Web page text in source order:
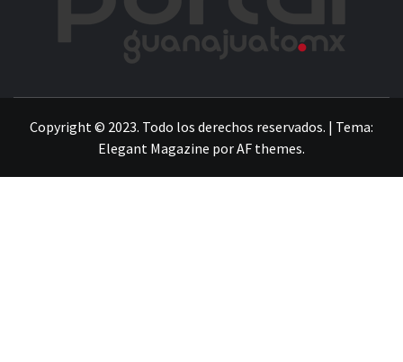
Copyright © 2023. Todo los derechos reservados. | Tema:
Elegant Magazine porAF themes.